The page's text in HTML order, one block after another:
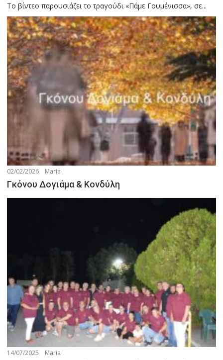
Το βίντεο παρουσιάζει το τραγούδι «Πάμε Γουμένισσα», σε...
02/02/2026 Maria
Γκόνου Δογιάμα & Κονδύλη
14/07/2025 Maria